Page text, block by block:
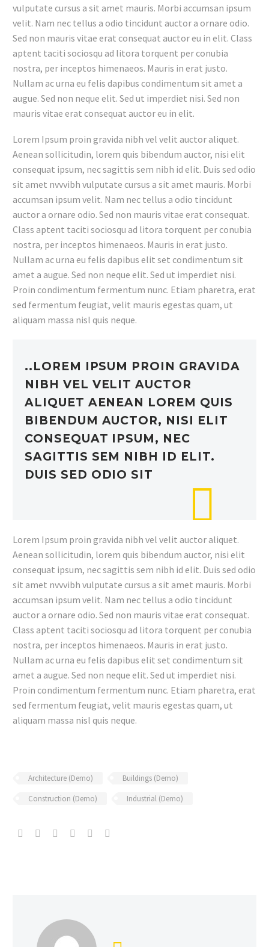
vulputate cursus a sit amet mauris. Morbi accumsan ipsum
velit. Nam nec tellus a odio tincidunt auctor a ornare odio.
Sed non mauris vitae erat consequat auctor eu in elit. Class
aptent taciti sociosqu ad litora torquent per conubia
nostra, per inceptos himenaeos. Mauris in erat justo.
Nullam ac urna eu felis dapibus condimentum sit amet a
augue. Sed non neque elit. Sed ut imperdiet nisi. Sed non
mauris vitae erat consequat auctor eu in elit.
Lorem Ipsum proin gravida nibh vel velit auctor aliquet.
Aenean sollicitudin, lorem quis bibendum auctor, nisi elit
consequat ipsum, nec sagittis sem nibh id elit. Duis sed odio
sit amet nvvvibh vulputate cursus a sit amet mauris. Morbi
accumsan ipsum velit. Nam nec tellus a odio tincidunt
auctor a ornare odio. Sed non mauris vitae erat consequat.
Class aptent taciti sociosqu ad litora torquent per conubia
nostra, per inceptos himenaeos. Mauris in erat justo.
Nullam ac urna eu felis dapibus elit set condimentum sit
amet a augue. Sed non neque elit. Sed ut imperdiet nisi.
Proin condimentum fermentum nunc. Etiam pharetra, erat
sed fermentum feugiat, velit mauris egestas quam, ut
aliquam massa nisl quis neque.
..LOREM IPSUM PROIN GRAVIDA
NIBH VEL VELIT AUCTOR
ALIQUET AENEAN LOREM QUIS
BIBENDUM AUCTOR, NISI ELIT
CONSEQUAT IPSUM, NEC
SAGITTIS SEM NIBH ID ELIT.
DUIS SED ODIO SIT
Lorem Ipsum proin gravida nibh vel velit auctor aliquet.
Aenean sollicitudin, lorem quis bibendum auctor, nisi elit
consequat ipsum, nec sagittis sem nibh id elit. Duis sed odio
sit amet nvvvibh vulputate cursus a sit amet mauris. Morbi
accumsan ipsum velit. Nam nec tellus a odio tincidunt
auctor a ornare odio. Sed non mauris vitae erat consequat.
Class aptent taciti sociosqu ad litora torquent per conubia
nostra, per inceptos himenaeos. Mauris in erat justo.
Nullam ac urna eu felis dapibus elit set condimentum sit
amet a augue. Sed non neque elit. Sed ut imperdiet nisi.
Proin condimentum fermentum nunc. Etiam pharetra, erat
sed fermentum feugiat, velit mauris egestas quam, ut
aliquam massa nisl quis neque.
Architecture (Demo)
Buildings (Demo)
Construction (Demo)
Industrial (Demo)